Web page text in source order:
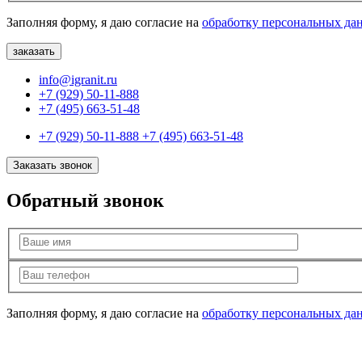
Заполняя форму, я даю согласие на обработку персональных
info@igranit.ru
+7 (929) 50-11-888
+7 (495) 663-51-48
+7 (929) 50-11-888 +7 (495) 663-51-48
Заказать звонок
Обратный звонок
Заполняя форму, я даю согласие на обработку персональных